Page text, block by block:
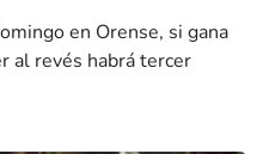
en Orense, si gana
al revés habrá tercer